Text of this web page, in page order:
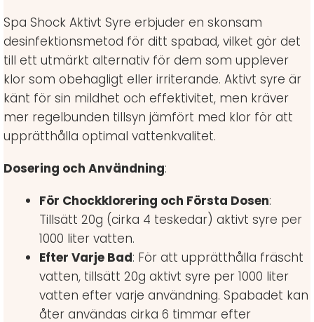
Spa Shock Aktivt Syre erbjuder en skonsam
desinfektionsmetod för ditt spabad, vilket gör det
till ett utmärkt alternativ för dem som upplever
klor som obehagligt eller irriterande. Aktivt syre är
känt för sin mildhet och effektivitet, men kräver
mer regelbunden tillsyn jämfört med klor för att
upprätthålla optimal vattenkvalitet.
Dosering och Användning:
För Chockklorering och Första Dosen:
Tillsätt 20g (cirka 4 teskedar) aktivt syre per
1000 liter vatten.
Efter Varje Bad: För att upprätthålla fräscht
vatten, tillsätt 20g aktivt syre per 1000 liter
vatten efter varje användning. Spabadet kan
åter användas cirka 6 timmar efter